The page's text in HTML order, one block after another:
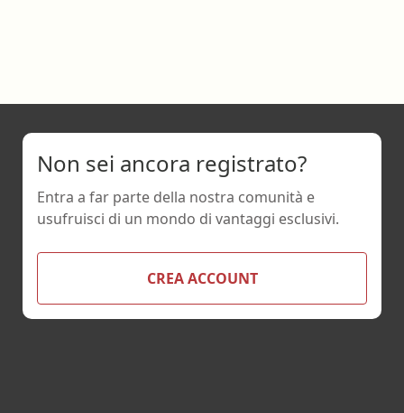
Non sei ancora registrato?
Entra a far parte della nostra comunità e
usufruisci di un mondo di vantaggi esclusivi.
CREA ACCOUNT